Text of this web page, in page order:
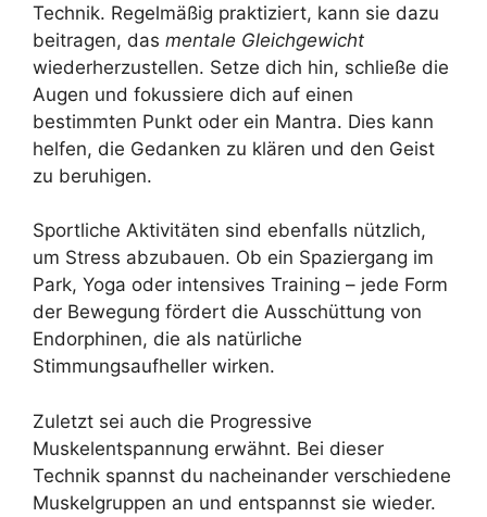
Technik. Regelmäßig praktiziert, kann sie dazu
beitragen, das mentale Gleichgewicht
wiederherzustellen. Setze dich hin, schließe die
Augen und fokussiere dich auf einen
bestimmten Punkt oder ein Mantra. Dies kann
helfen, die Gedanken zu klären und den Geist
zu beruhigen.
Sportliche Aktivitäten sind ebenfalls nützlich,
um Stress abzubauen. Ob ein Spaziergang im
Park, Yoga oder intensives Training – jede Form
der Bewegung fördert die Ausschüttung von
Endorphinen, die als natürliche
Stimmungsaufheller wirken.
Zuletzt sei auch die Progressive
Muskelentspannung erwähnt. Bei dieser
Technik spannst du nacheinander verschiedene
Muskelgruppen an und entspannst sie wieder.